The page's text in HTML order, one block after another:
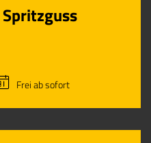
Frei ab sofort